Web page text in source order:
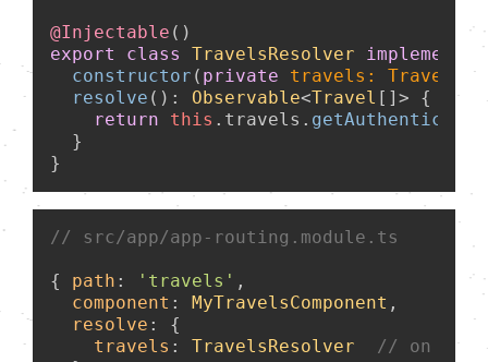
@Injectable
export
class TravelsResolver implements
constructor ( private travels:
resolve (): Observable<Travel []> {
return
this . travels .
  }
// src/app/app-routing.module.ts
{ path : 'travels' ,
component : MyTravelsComponent ,
resolve : {
travels : TravelsResolver
// on